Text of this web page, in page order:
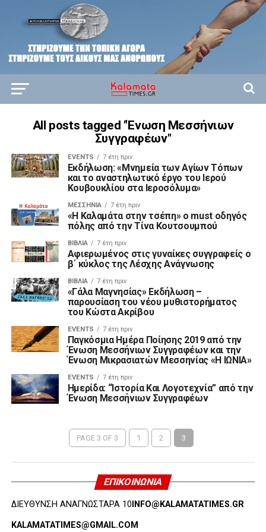
All posts tagged "Ένωση Μεσσήνιων
Συγγραφέων"
EVENTS 7 έτη πριν
Εκδήλωση: «Μνημεία των Αγίων Τόπων
και το αναστηλωτικό έργο του Ιερού
Κουβουκλίου στα Ιεροσόλυμα»
ΜΕΣΣΗΝΊΑ 7 έτη πριν
«Η Καλαμάτα στην τσέπη» ο must οδηγός
πόλης από την Τίνα Κουτσουμπού
ΒΙΒΛΊΑ 7 έτη πριν
Αφιερωμένος στις γυναίκες συγγραφείς ο
β΄ κύκλος της Λέσχης Ανάγνωσης
ΒΙΒΛΊΑ 7 έτη πριν
«Γάλα Μαγνησίας» Εκδήλωση –
παρουσίαση του νέου μυθιστορήματος
του Κώστα Ακρίβου
EVENTS 7 έτη πριν
Παγκόσμια Ημέρα Ποίησης 2019 από την
Ένωση Μεσσήνιων Συγγραφέων και την
Ένωση Μικρασιατών Μεσσηνίας «Η ΙΩΝΙΑ»
EVENTS 7 έτη πριν
Hμερίδα: “Ιστορία Και Λογοτεχνία” από την
Ένωση Μεσσήνιων Συγγραφέων
PAGE 3 OF 3 1 2 3
ΕΠΙΚΟΙΝΩΝΊΑ
ΔΙΕΥΘΥΝΣΗ ΑΝΑΓΝΩΣΤΑΡΑ 10 INFO@KALAMATATIMES.GR
KALAMATATIMES@GMAIL.COM